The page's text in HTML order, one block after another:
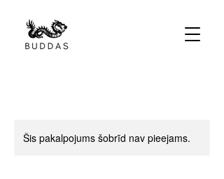
Šis pakalpojums šobrīd nav pieejams.